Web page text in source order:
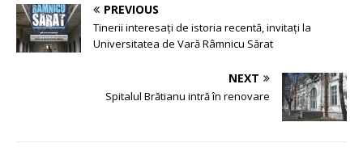
PREVIOUS
Tinerii interesați de istoria recentă, invitați la
Universitatea de Vară Râmnicu Sărat
NEXT
Spitalul Brătianu intră în renovare